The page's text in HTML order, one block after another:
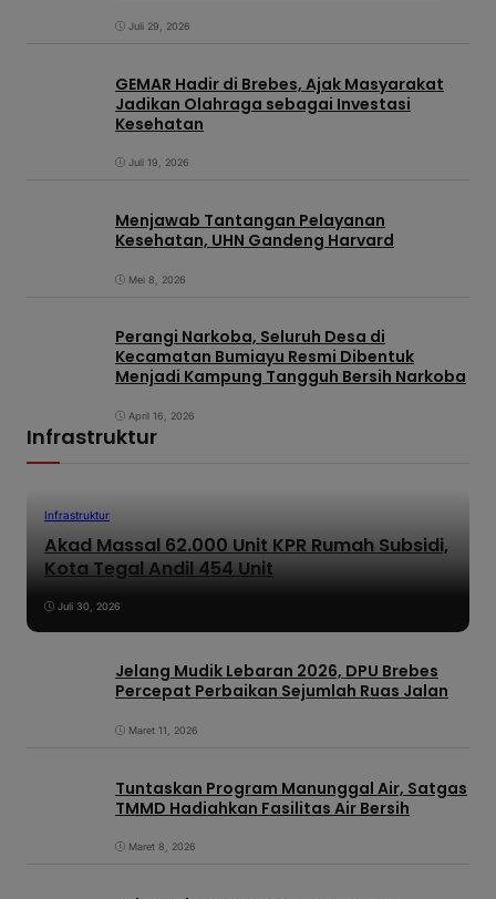
Juli 29, 2026
GEMAR Hadir di Brebes, Ajak Masyarakat
Jadikan Olahraga sebagai Investasi
Kesehatan
Juli 19, 2026
Menjawab Tantangan Pelayanan
Kesehatan, UHN Gandeng Harvard
Mei 8, 2026
Perangi Narkoba, Seluruh Desa di
Kecamatan Bumiayu Resmi Dibentuk
Menjadi Kampung Tangguh Bersih Narkoba
April 16, 2026
Infrastruktur
Infrastruktur
Akad Massal 62.000 Unit KPR Rumah Subsidi,
Kota Tegal Andil 454 Unit
Juli 30, 2026
Jelang Mudik Lebaran 2026, DPU Brebes
Percepat Perbaikan Sejumlah Ruas Jalan
Maret 11, 2026
Tuntaskan Program Manunggal Air, Satgas
TMMD Hadiahkan Fasilitas Air Bersih
Maret 8, 2026